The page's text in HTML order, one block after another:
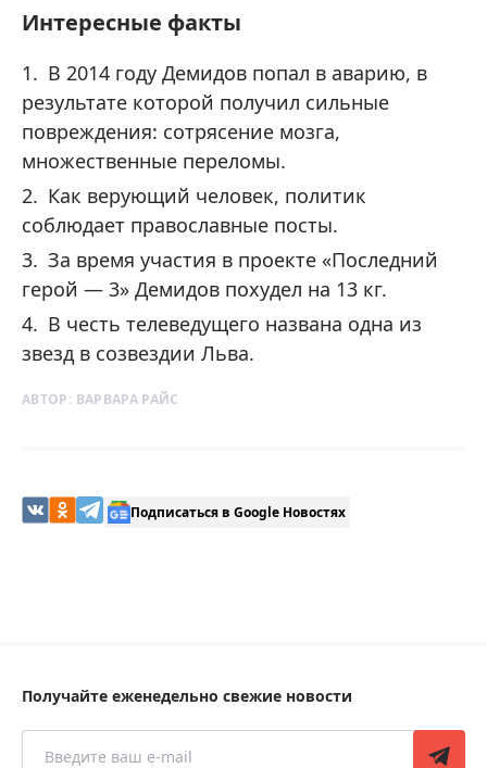
Интересные факты
В 2014 году Демидов попал в аварию, в
результате которой получил сильные
повреждения: сотрясение мозга,
множественные переломы.
Как верующий человек, политик
соблюдает православные посты.
За время участия в проекте «Последний
герой — 3» Демидов похудел на 13 кг.
В честь телеведущего названа одна из
звезд в созвездии Льва.
АВТОР: ВАРВАРА РАЙС
Подписаться в Google Новостях
Получайте еженедельно свежие новости